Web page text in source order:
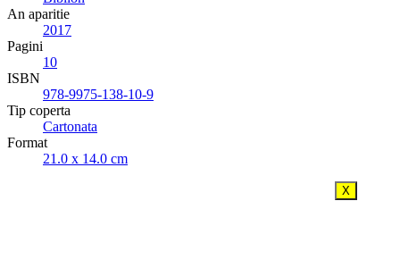
An aparitie
2017
Pagini
10
ISBN
978-9975-138-10-9
Tip coperta
Cartonata
Format
21.0 x 14.0 cm
X